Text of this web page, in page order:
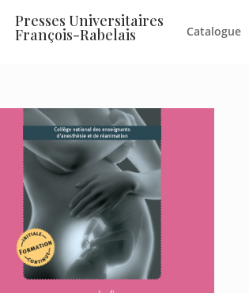
Presses Universitaires
François-Rabelais Catalogue